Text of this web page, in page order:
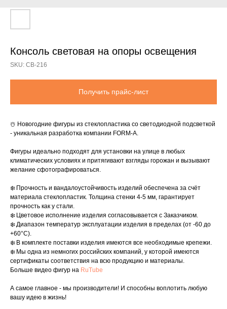
Консоль световая на опоры освещения
SKU: СВ-216
Получить прайс-лист
☃️ Новогодние фигуры из стеклопластика со светодиодной подсветкой
- уникальная разработка компании FORM-A.
Фигуры идеально подходят для установки на улице в любых
климатических условиях и притягивают взгляды горожан и вызывают
желание сфотографироваться.
❄️ Прочность и вандалоустойчивость изделий обеспечена за счёт
материала стеклопластик. Толщина стенки 4-5 мм, гарантирует
прочность как у стали.
❄️ Цветовое исполнение изделия согласовывается с Заказчиком.
❄️ Диапазон температур эксплуатации изделия в пределах (от -60 до
+60°C).
❄️ В комплекте поставки изделия имеются все необходимые крепежи.
❄️ Мы одна из немногих российских компаний, у которой имеются
сертификаты соответствия на всю продукцию и материалы.
Больше видео фигур на RuTube
А самое главное - мы производители! И способны воплотить любую
вашу идею в жизнь!